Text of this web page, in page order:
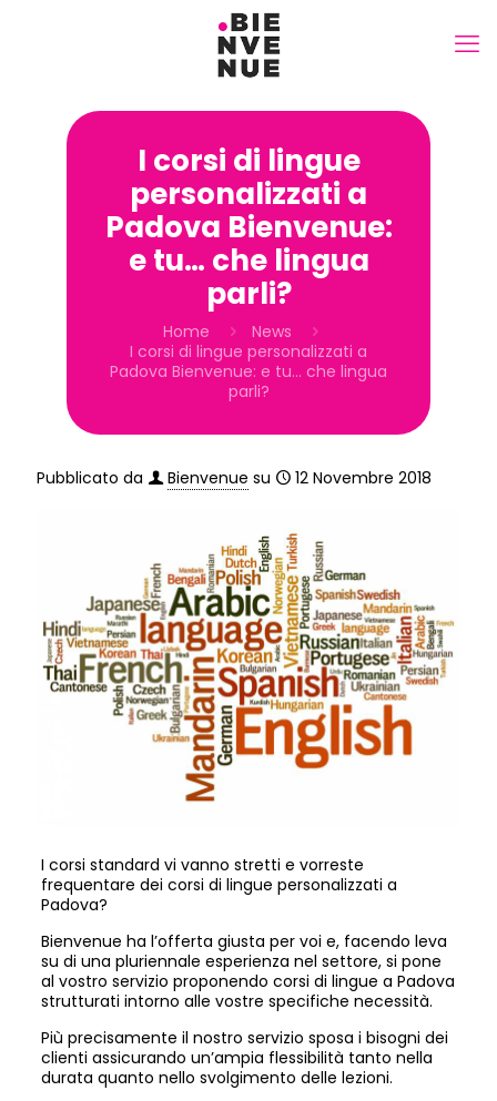
I corsi di lingue
personalizzati a
Padova Bienvenue:
e tu… che lingua
parli?
Home
News
I corsi di lingue personalizzati a
Padova Bienvenue: e tu… che lingua
parli?
Pubblicato da Bienvenue su 12 Novembre 2018
I corsi standard vi vanno stretti e vorreste
frequentare dei corsi di lingue personalizzati a
Padova?
Bienvenue ha l’offerta giusta per voi e, facendo leva
su di una pluriennale esperienza nel settore, si pone
al vostro servizio proponendo corsi di lingue a Padova
strutturati intorno alle vostre specifiche necessità.
Più precisamente il nostro servizio sposa i bisogni dei
clienti assicurando un’ampia flessibilità tanto nella
durata quanto nello svolgimento delle lezioni.